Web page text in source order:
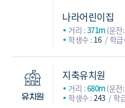
나라어린이집
거리 :371m(운전
학생수 : 16 학급
유치원
지축유치원
거리 :680m(운전
학생수 :243 학